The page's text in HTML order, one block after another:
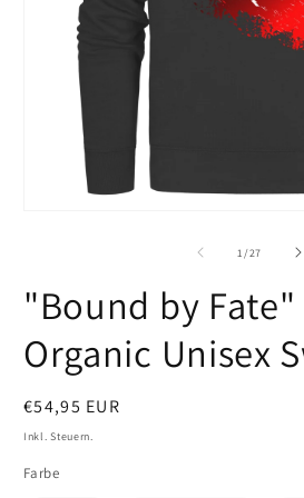
1 /von
27
"Bound by
Organic Unisex
Normaler
Preis
€54,95 EUR
Inkl. Steuern.
Farbe